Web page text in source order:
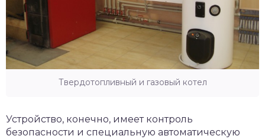
Твердотопливный и газовый котел
Устройство, конечно, имеет контроль
безопасности и специальную автоматическую